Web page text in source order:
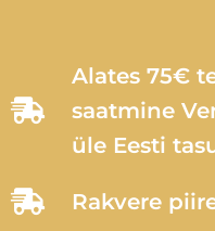
Alates 75€
saatmine
üle Eesti
Rakvere